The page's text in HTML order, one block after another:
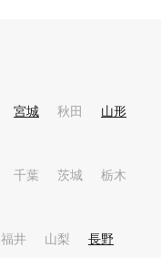
宮城 秋田 山形
千葉 茨城 栃木
福井 山梨 長野